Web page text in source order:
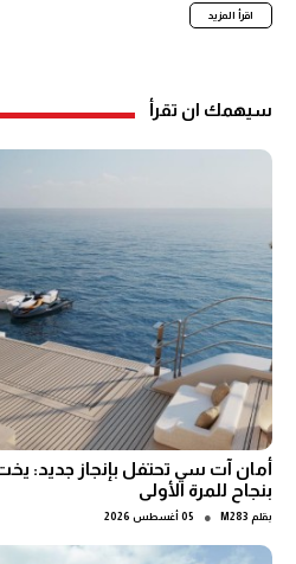
اقرأ المزيد
سيهمك ان تقرأ
أمان آت سي تحتفل بإنجاز جديد:
بنجاح للمرة الأولى
بقلم M283
● 05 أغسطس 2026